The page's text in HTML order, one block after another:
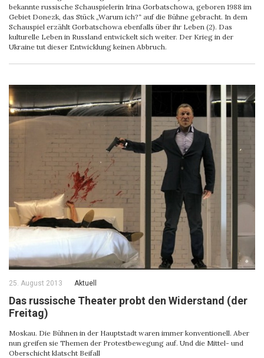
bekannte russische Schauspielerin Irina Gorbatschowa, geboren 1988 im
Gebiet Donezk, das Stück „Warum ich?“ auf die Bühne gebracht. In dem
Schauspiel erzählt Gorbatschowa ebenfalls über ihr Leben (2). Das
kulturelle Leben in Russland entwickelt sich weiter. Der Krieg in der
Ukraine tut dieser Entwicklung keinen Abbruch.
25. August 2013 Aktuell
Das russische Theater probt den Widerstand (der
Freitag)
Moskau. Die Bühnen in der Hauptstadt waren immer konventionell. Aber
nun greifen sie Themen der Protestbewegung auf. Und die Mittel- und
Oberschicht klatscht Beifall